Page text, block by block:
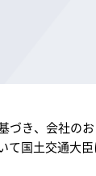
づき、会社の
国土交通大